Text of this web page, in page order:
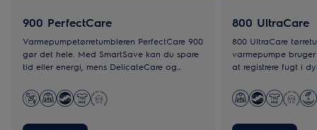
900 PerfectCare
Varmepumpetørretumbleren PerfectCare 900
gør det hele. Med SmartSave kan du spare
tid eller energi, mens DelicateCare og
800 UltraCare
800 UltraCare
varmepumpe
at registrere fugt i
jævnt. Selv tykke
og skånsomt.